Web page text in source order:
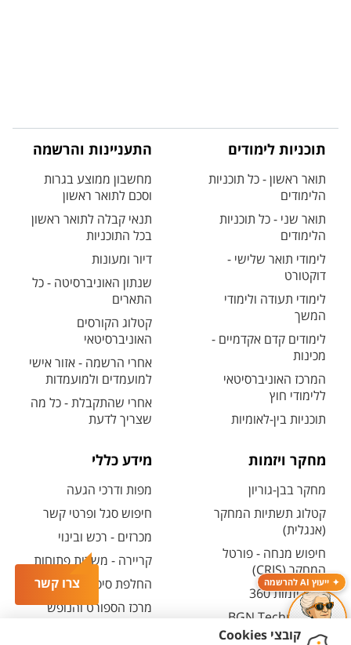
צרו קשר ייעוץ AI להרשמה
תוכניות לימודים
תואר ראשון - כל תוכניות
הלימודים
תואר שני - כל תוכניות
הלימודים
לימודי תואר שלישי -
דוקטורט
לימודי תעודה ולימודי
המשך
לימודים קדם אקדמיים -
מכינות
המרכז האוניברסיטאי
ללימודי חוץ
תוכניות בין-לאומיות
התעניינות והרשמה
מחשבון ממוצע בגרות
וסכם לתואר ראשון
תנאי קבלה לתואר ראשון
בכל התוכניות
דיור ומעונות
שנתון האוניברסיטה - כל
התארים
קטלוג הקורסים
האוניברסיטאי
אחרי הרשמה - אזור אישי
למועמדים ולמועמדות
אחרי שהתקבלת - כל מה
שצריך לדעת
מחקר ויזמות
מחקר בבן-גוריון
קטלוג תשתיות המחקר
(אנגלית)
חיפוש מנחה - פורטל
המחקר (CRIS)
מרכז יזמות 360
BGN Technology
Transfer
מידע כללי
מפות ודרכי הגעה
חיפוש סגל ופרטי קשר
מכרזים - רכש ובינוי
קריירה - משרות פתוחות
החלפת סיסמה ארגונית
מרכז הספורט והנופש